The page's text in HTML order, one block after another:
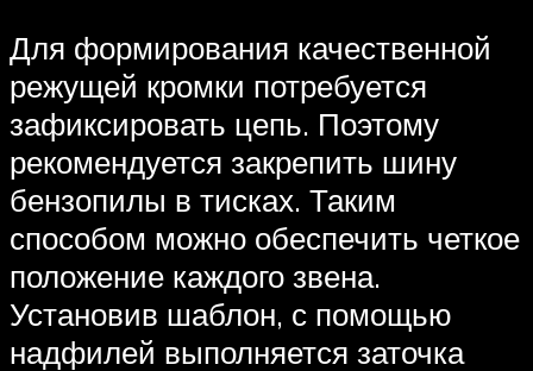
Для формирования качественной
режущей кромки потребуется
зафиксировать цепь. Поэтому
рекомендуется закрепить шину
бензопилы в тисках. Таким
способом можно обеспечить четкое
положение каждого звена.
Установив шаблон, с помощью
надфилей выполняется заточка